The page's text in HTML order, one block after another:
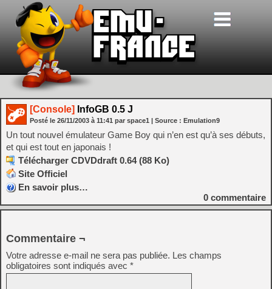
[Console] InfoGB 0.5 J
Posté le 26/11/2003 à 11:41 par space1 | Source : Emulation9
Un tout nouvel émulateur Game Boy qui n’en est qu’à ses débuts,
et qui est tout en japonais !
Télécharger CDVDdraft 0.64 (88 Ko)
Site Officiel
En savoir plus…
0 commentaire
Commentaire ¬
Votre adresse e-mail ne sera pas publiée. Les champs
obligatoires sont indiqués avec *